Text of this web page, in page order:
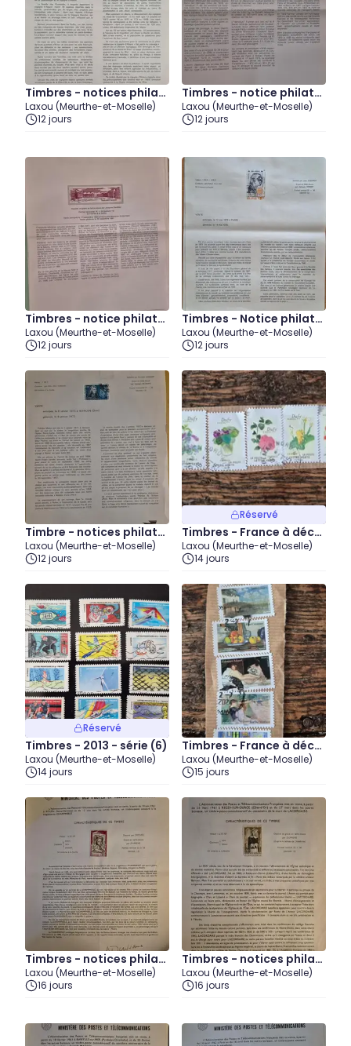
Timbres - notices philat
éliques - 1973 (lot2)
Laxou (Meurthe-et-Moselle)
12 jours
Timbres - notice philatél
ique 1984 (lot13)
Laxou (Meurthe-et-Moselle)
12 jours
Timbres - notice philatél
ique 1983 (lot10)
Laxou (Meurthe-et-Moselle)
12 jours
Timbres - Notice philatél
ique 1979 (lot1)
Laxou (Meurthe-et-Moselle)
12 jours
Timbre - notices philatél
iques - 1973 - lot 1
Laxou (Meurthe-et-Moselle)
12 jours
Réservé
Timbres - France à décol
ler (1)
Laxou (Meurthe-et-Moselle)
14 jours
Réservé
Timbres - 2013 - série (6)
Laxou (Meurthe-et-Moselle)
14 jours
Timbres - France à décol
ler (2)
Laxou (Meurthe-et-Moselle)
15 jours
Timbres - notices philat
éliques - 1961 (4)
Laxou (Meurthe-et-Moselle)
16 jours
Timbres - notices philat
éliques - 1961 (2)
Laxou (Meurthe-et-Moselle)
16 jours